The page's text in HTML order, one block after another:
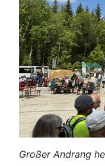
Großer Andrang